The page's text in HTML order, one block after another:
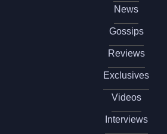
News
Gossips
Reviews
Exclusives
Videos
Interviews